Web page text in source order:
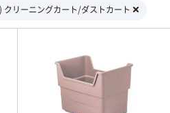
リーニングカート/ダストカート